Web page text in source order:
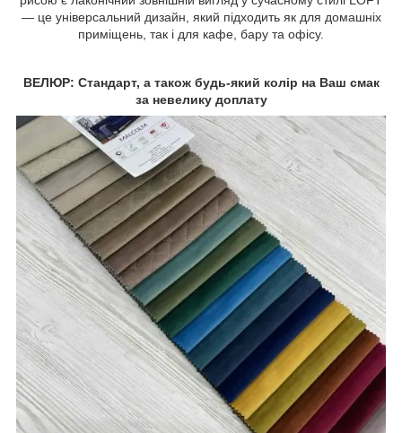
— це універсальний дизайн, який підходить як для домашніх
приміщень, так і для кафе, бару та офісу.
ВЕЛЮР: Стандарт, а також будь-який колір на Ваш смак
за невелику доплату